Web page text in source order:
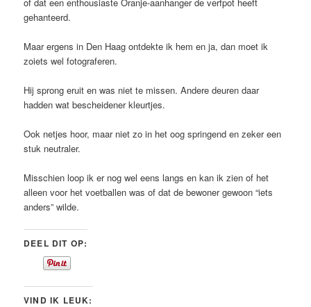
gehanteerd.
Maar ergens in Den Haag ontdekte ik hem en ja, dan moet ik
zoiets wel fotograferen.
Hij sprong eruit en was niet te missen. Andere deuren daar
hadden wat bescheidener kleurtjes.
Ook netjes hoor, maar niet zo in het oog springend en zeker een
stuk neutraler.
Misschien loop ik er nog wel eens langs en kan ik zien of het
alleen voor het voetballen was of dat de bewoner gewoon “iets
anders” wilde.
DEEL DIT OP:
VIND IK LEUK: